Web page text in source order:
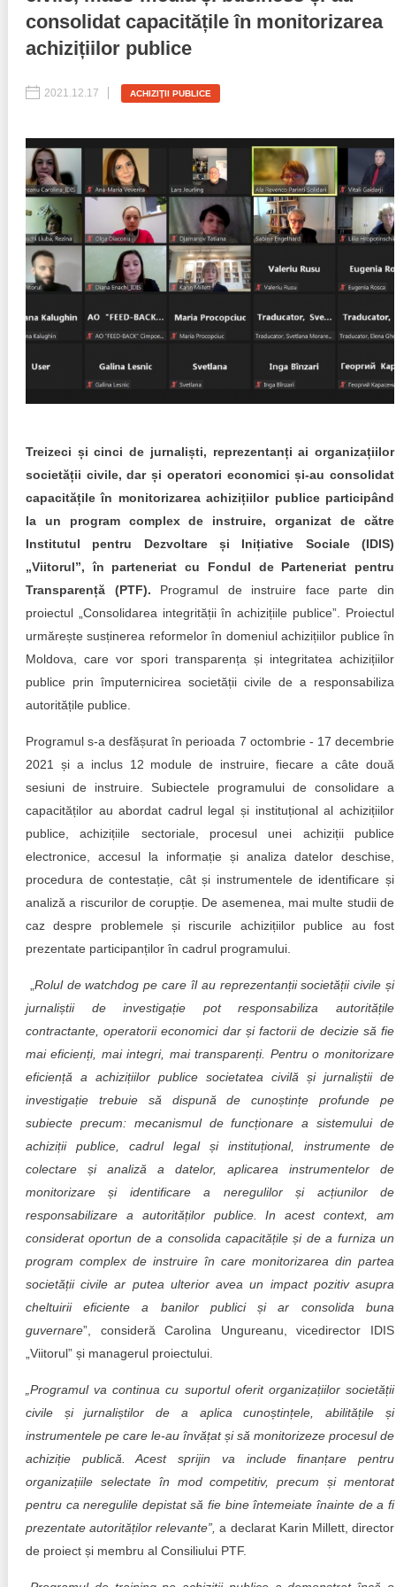
Rapoarte
Manual de proceduri
Note & poziții​
Organigrama IDIS
Anunțuri
Consiliul consulativ internațional IDIS
Politici regionale
Transparența guvernării locale
People Watch
Proces democratic
Agenda Națională de Business
Puterea hibridă
Aplică la BUNELE PRACTICI
Transparența întreprinderilor de stat
Cele mai bune și cele mai proaste politici locale din
Moldova
Democrația, independența și transparența instituțiilor
publice-cheie din Moldova
Achiziții publice
Achizițiile publice în vizorul societății civile
consolidat capacitățile în monitorizarea
achizițiilor publice
2021.12.17 ACHIZIŢII PUBLICE
Treizeci și cinci de jurnaliști, reprezentanți ai organizațiilor
societății civile, dar și operatori economici și-au consolidat
capacitățile în monitorizarea achizițiilor publice participând
la un program complex de instruire, organizat de către
Institutul pentru Dezvoltare și Inițiative Sociale (IDIS)
„Viitorul”, în parteneriat cu Fondul de Parteneriat pentru
Transparență (PTF). Programul de instruire face parte din
proiectul „Consolidarea integrității în achizițiile publice”. Proiectul
urmărește susținerea reformelor în domeniul achizițiilor publice în
Moldova, care vor spori transparența și integritatea achizițiilor
publice prin împuternicirea societății civile de a responsabiliza
autoritățile publice.
Programul s-a desfășurat în perioada 7 octombrie - 17 decembrie
2021 și a inclus 12 module de instruire, fiecare a câte două
sesiuni de instruire. Subiectele programului de consolidare a
capacităților au abordat cadrul legal și instituțional al achizițiilor
publice, achizițiile sectoriale, procesul unei achiziții publice
electronice, accesul la informație și analiza datelor deschise,
procedura de contestație, cât și instrumentele de identificare și
analiză a riscurilor de corupție. De asemenea, mai multe studii de
caz despre problemele și riscurile achizițiilor publice au fost
prezentate participanților în cadrul programului.
Rolul de watchdog pe care îl au reprezentanții societății civile și
jurnaliștii de investigație pot responsabiliza autoritățile
contractante, operatorii economici dar și factorii de decizie să fie
mai eficienți, mai integri, mai transparenți. Pentru o monitorizare
eficiență a achizițiilor publice societatea civilă și jurnaliștii de
investigație trebuie să dispună de cunoștințe profunde pe
subiecte precum: mecanismul de funcționare a sistemului de
achiziții publice, cadrul legal și instituțional, instrumente de
colectare și analiză a datelor, aplicarea instrumentelor de
monitorizare și identificare a neregulilor și acțiunilor de
responsabilizare a autorităților publice. In acest context, am
considerat oportun de a consolida capacitățile și de a furniza un
program complex de instruire în care monitorizarea din partea
societății civile ar putea ulterior avea un impact pozitiv asupra
cheltuirii eficiente a banilor publici și ar consolida buna
guvernare”, consideră Carolina Ungureanu, vicedirector IDIS
„Viitorul” și managerul proiectului.
„Programul va continua cu suportul oferit organizațiilor societății
civile și jurnaliștilor de a aplica cunoștințele, abilitățile și
instrumentele pe care le-au învățat și să monitorizeze procesul de
achiziție publică. Acest sprijin va include finanțare pentru
organizațiile selectate în mod competitiv, precum și mentorat
pentru ca neregulile depistat să fie bine întemeiate înainte de a fi
prezentate autorităților relevante”,a declarat Karin Millett, director
de proiect și membru al Consiliului PTF.